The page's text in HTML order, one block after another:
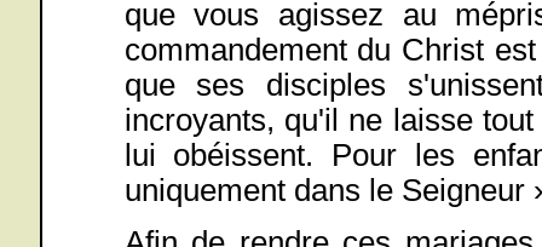
que vous agissez au
commandement du Christ
que ses disciples
incroyants, qu'il ne laisse
lui obéissent. Pour les
uniquement dans le Seigneur